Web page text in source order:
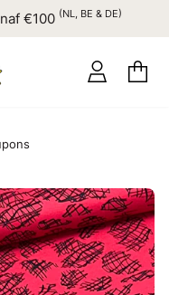
€100(NL, BE & DE)